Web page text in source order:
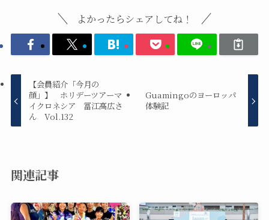
よかったらシェアしてね！
【会員紹介「今月の
顔」】 ホリデーツアーマ
イクロネシア 冨江高広さ
ん Vol.132
Guamingoのヨーロッパ
体験記
関連記事